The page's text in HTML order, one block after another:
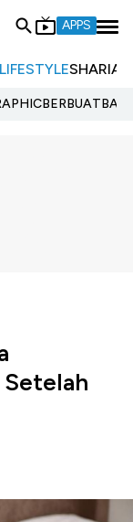
APPS
LIFESTYLESHARIA